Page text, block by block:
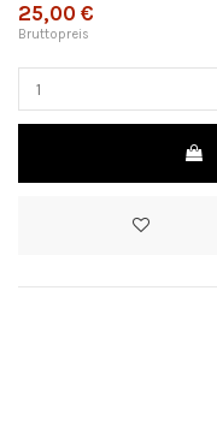
25,00 €
Bruttopreis